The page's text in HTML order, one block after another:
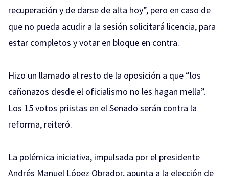
recuperación y de darse de alta hoy”, pero en caso de
que no pueda acudir a la sesión solicitará licencia, para
estar completos y votar en bloque en contra.
Hizo un llamado al resto de la oposición a que “los
cañonazos desde el oficialismo no les hagan mella”.
Los 15 votos priistas en el Senado serán contra la
reforma, reiteró.
La polémica iniciativa, impulsada por el presidente
Andrés Manuel López Obrador, apunta a la elección de